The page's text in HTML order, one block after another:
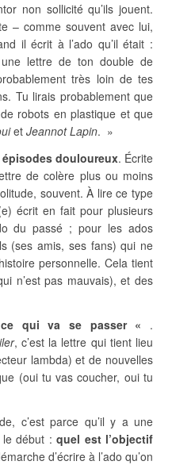
non sollicité qu’ils jouent.
– comme souvent avec lui,
il écrit à l’ado qu’il était :
lettre de ton double de
très loin de tes
Tu lirais probablement que
robots en plastique et que
et Jeannot Lapin. »
douloureux. Écrite
de colère plus ou moins
souvent. À lire ce type
écrit en fait pour plusieurs
du passé ; pour les ados
(ses amis, ses fans) qui ne
personnelle. Cela tient
n’est pas mauvais), et des
qui va se passer « .
, c’est la lettre qui tient lieu
lambda) et de nouvelles
(oui tu vas coucher, oui tu
c’est parce qu’il y a une
le début :quel est l’objectif
d’écrire à l’ado qu’on